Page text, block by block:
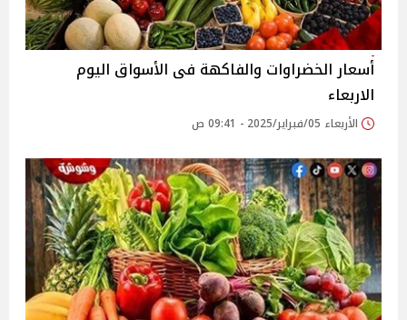
أسعار الخضراوات والفاكهة فى الأسواق‎‎ اليوم
الاربعاء
الأربعاء 05/فبراير/2025 - 09:41 ص